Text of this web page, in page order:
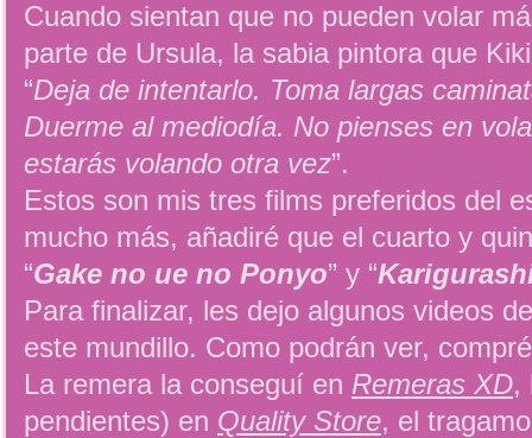
Cuando sientan que no pueden volar
parte de Ursula, la sabia pintora que
“Deja de intentarlo. Toma largas
Duerme al mediodía. No pienses en
estarás volando otra vez”.
Estos son mis tres films preferidos del
mucho más, añadiré que el cuarto y
“Gake no ue no Ponyo” y “
Para finalizar, les dejo algunos videos
este mundillo. Como podrán ver,
La remera la conseguí en Remeras XD,
pendientes) en Quality Store, el